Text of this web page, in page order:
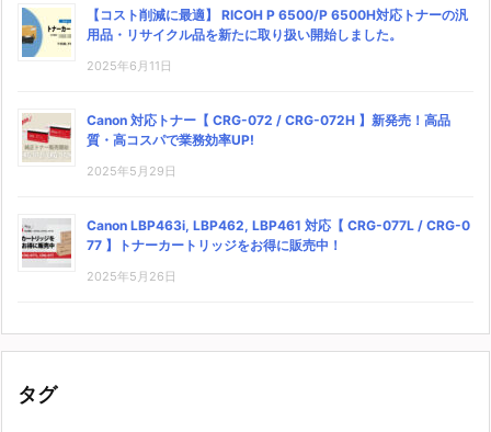
【コスト削減に最適】 RICOH P 6500/P 6500H対応トナーの汎
用品・リサイクル品を新たに取り扱い開始しました。
2025年6月11日
Canon 対応トナー【 CRG-072 / CRG-072H 】新発売！高品
質・高コスパで業務効率UP!
2025年5月29日
Canon LBP463i, LBP462, LBP461 対応【 CRG-077L / CRG-0
77 】トナーカートリッジをお得に販売中！
2025年5月26日
タグ